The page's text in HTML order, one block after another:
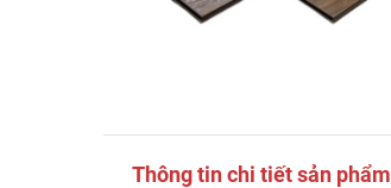
Thông tin chi tiết sản phẩm